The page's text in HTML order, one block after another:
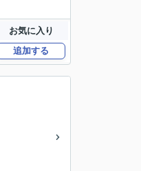
お気に入り
追加する